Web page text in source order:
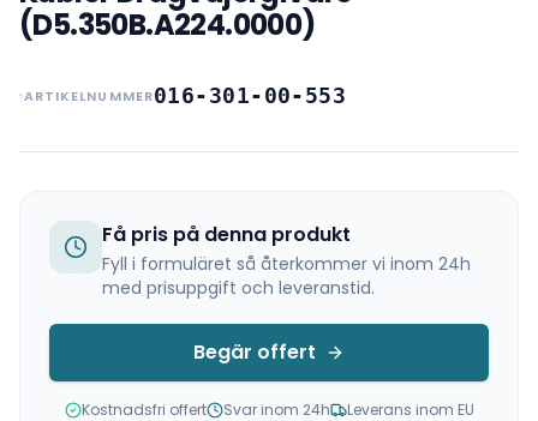
(D5.350B.A224.0000)
ARTIKELNUMMER016-301-00-553
Få pris på denna produkt
Fyll i formuläret så återkommer vi inom 24h
med prisuppgift och leveranstid.
Begär offert
Kostnadsfri offert Svar inom 24h Leverans inom EU